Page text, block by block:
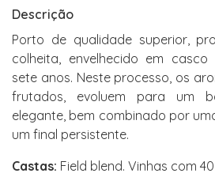
Descrição
Porto de qualidade superior,
colheita, envelhecido em
sete anos. Neste processo, os
frutados, evoluem para um
elegante, bem combinado por
um final persistente.
Castas: Field blend. Vinhas com